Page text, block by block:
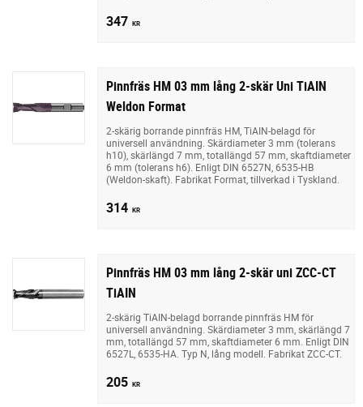
347 KR
Pinnfräs HM 03 mm lång 2-skär Uni TiAIN
Weldon Format
2-skärig borrande pinnfräs HM, TiAIN-belagd för
universell användning. Skärdiameter 3 mm (tolerans
h10), skärlängd 7 mm, totallängd 57 mm, skaftdiameter
6 mm (tolerans h6). Enligt DIN 6527N, 6535-HB
(Weldon-skaft). Fabrikat Format, tillverkad i Tyskland.
314 KR
Pinnfräs HM 03 mm lång 2-skär uni ZCC-CT
TiAIN
2-skärig TiAIN-belagd borrande pinnfräs HM för
universell användning. Skärdiameter 3 mm, skärlängd 7
mm, totallängd 57 mm, skaftdiameter 6 mm. Enligt DIN
6527L, 6535-HA. Typ N, lång modell. Fabrikat ZCC-CT.
205 KR